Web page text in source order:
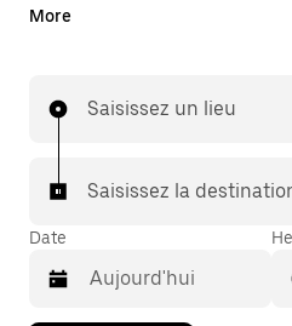
nous vous mettions en
même disponibilité (24 h/24
More
Saisissez un lieu
Saisissez la
Date